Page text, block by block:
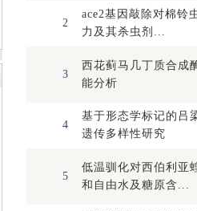
2
ace2基因敲除对棉铃
力及其杀虫剂...
3
西花蓟马几丁质合成
能分析
4
基于形态学标记的吕
遗传多样性研究
5
低温驯化对西伯利亚
和自由水及糖原含...